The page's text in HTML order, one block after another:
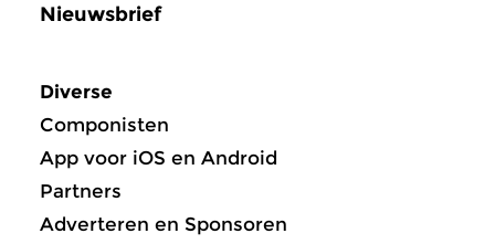
Nieuwsbrief
Diverse
Componisten
App voor iOS en Android
Partners
Adverteren en Sponsoren